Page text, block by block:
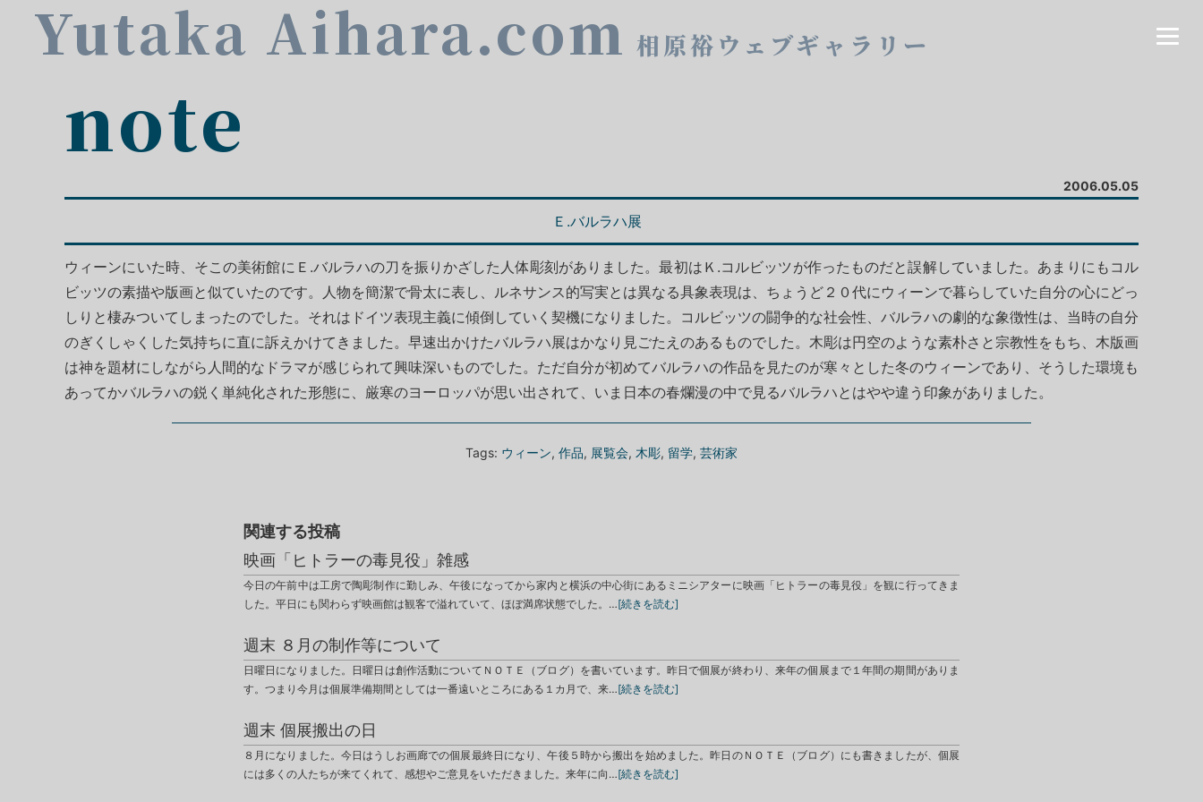
Yutaka Aihara.com 相原裕ウェブギャラリー
note
2006.05.05
Ｅ.バルラハ展
ウィーンにいた時、そこの美術館にＥ.バルラハの刀を振りかざした人体彫刻がありました。最初はＫ.コルビッツが作ったものだと誤解していました。あまりにもコル
ビッツの素描や版画と似ていたのです。人物を簡潔で骨太に表し、ルネサンス的写実とは異なる具象表現は、ちょうど２０代にウィーンで暮らしていた自分の心にどっ
しりと棲みついてしまったのでした。それはドイツ表現主義に傾倒していく契機になりました。コルビッツの闘争的な社会性、バルラハの劇的な象徴性は、当時の自分
のぎくしゃくした気持ちに直に訴えかけてきました。早速出かけたバルラハ展はかなり見ごたえのあるものでした。木彫は円空のような素朴さと宗教性をもち、木版画
は神を題材にしながら人間的なドラマが感じられて興味深いものでした。ただ自分が初めてバルラハの作品を見たのが寒々とした冬のウィーンであり、そうした環境も
あってかバルラハの鋭く単純化された形態に、厳寒のヨーロッパが思い出されて、いま日本の春爛漫の中で見るバルラハとはやや違う印象がありました。
Tags: ウィーン, 作品, 展覧会, 木彫, 留学, 芸術家
関連する投稿
映画「ヒトラーの毒見役」雑感
今日の午前中は工房で陶彫制作に勤しみ、午後になってから家内と横浜の中心街にあるミニシアターに映画「ヒトラーの毒見役」を観に行ってきま
した。平日にも関わらず映画館は観客で溢れていて、ほぼ満席状態でした。…[続きを読む]
週末 ８月の制作等について
日曜日になりました。日曜日は創作活動についてＮＯＴＥ（ブログ）を書いています。昨日で個展が終わり、来年の個展まで１年間の期間がありま
す。つまり今月は個展準備期間としては一番遠いところにある１カ月で、来…[続きを読む]
週末 個展搬出の日
８月になりました。今日はうしお画廊での個展最終日になり、午後５時から搬出を始めました。昨日のＮＯＴＥ（ブログ）にも書きましたが、個展
には多くの人たちが来てくれて、感想やご意見をいただきました。来年に向…[続きを読む]